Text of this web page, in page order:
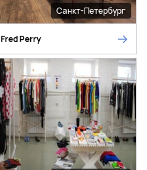
Санкт-Петербург
Fred Perry